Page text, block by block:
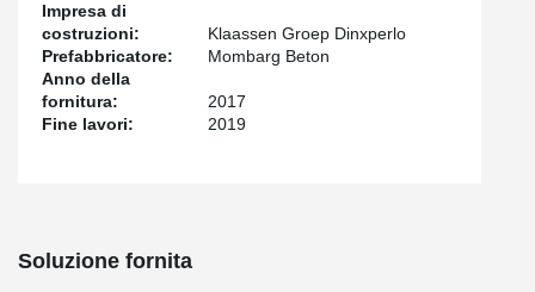
Impresa di
costruzioni:
Klaassen Groep Dinxperlo
Prefabbricatore:
Mombarg Beton
Anno della
fornitura:
2017
Fine lavori:
2019
Soluzione fornita